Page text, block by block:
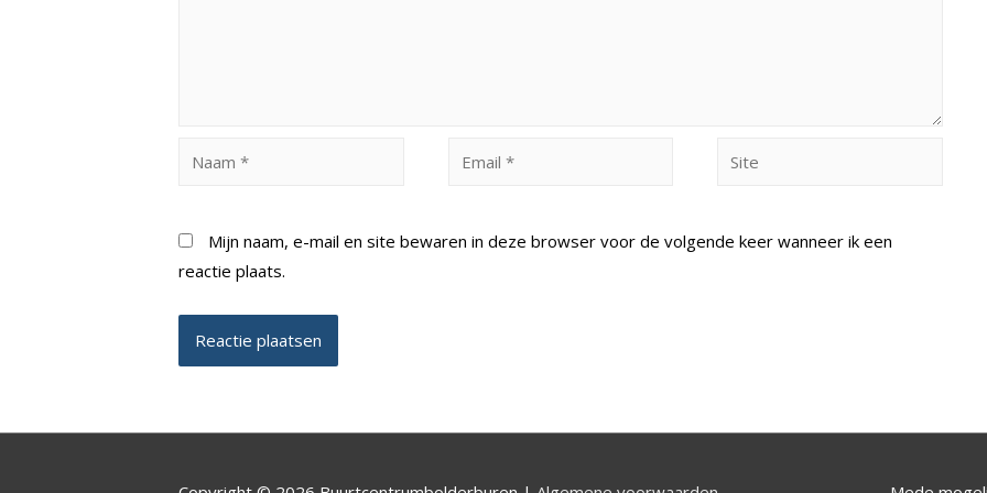
Mijn naam, e-mail en site bewaren in deze browser voor de volgende keer wanneer ik een
reactie plaats.